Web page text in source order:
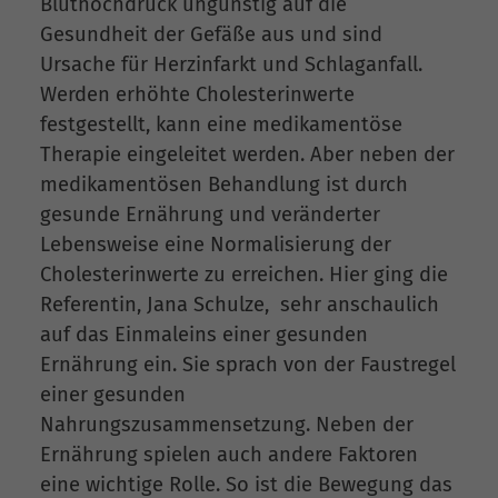
Gesundheit der Gefäße aus und sind
Ursache für Herzinfarkt und Schlaganfall.
Werden erhöhte Cholesterinwerte
festgestellt, kann eine medikamentöse
Therapie eingeleitet werden. Aber neben der
medikamentösen Behandlung ist durch
gesunde Ernährung und veränderter
Lebensweise eine Normalisierung der
Cholesterinwerte zu erreichen. Hier ging die
Referentin, Jana Schulze, sehr anschaulich
auf das Einmaleins einer gesunden
Ernährung ein. Sie sprach von der Faustregel
einer gesunden
Nahrungszusammensetzung. Neben der
Ernährung spielen auch andere Faktoren
eine wichtige Rolle. So ist die Bewegung das